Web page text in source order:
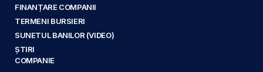
FINANȚARE COMPANII
TERMENI BURSIERI
SUNETUL BANILOR (VIDEO)
ȘTIRI
COMPANIE